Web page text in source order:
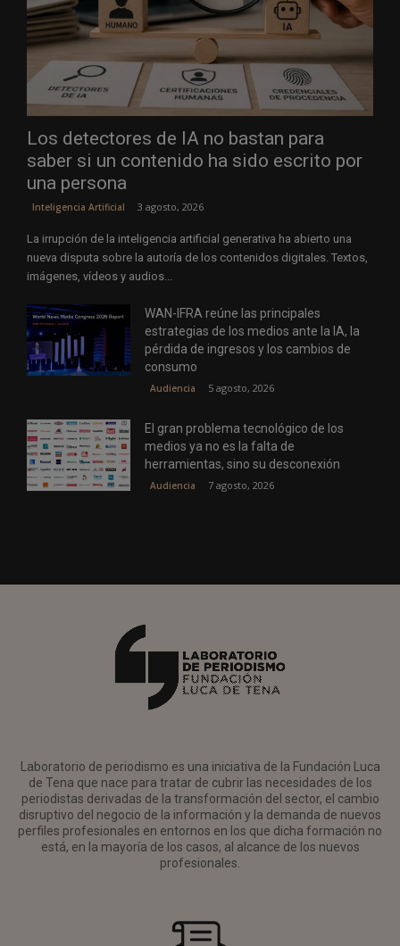
Los detectores de IA no bastan para
saber si un contenido ha sido escrito por
una persona
Inteligencia Artificial 3 agosto, 2026
La irrupción de la inteligencia artificial generativa ha abierto una
nueva disputa sobre la autoría de los contenidos digitales. Textos,
imágenes, vídeos y audios...
WAN-IFRA reúne las principales
estrategias de los medios ante la IA, la
pérdida de ingresos y los cambios de
consumo
Audiencia 5 agosto, 2026
El gran problema tecnológico de los
medios ya no es la falta de
herramientas, sino su desconexión
Audiencia 7 agosto, 2026
Laboratorio de periodismo es una iniciativa de la Fundación Luca
de Tena que nace para tratar de cubrir las necesidades de los
periodistas derivadas de la transformación del sector, el cambio
disruptivo del negocio de la información y la demanda de nuevos
perfiles profesionales en entornos en los que dicha formación no
está, en la mayoría de los casos, al alcance de los nuevos
profesionales.